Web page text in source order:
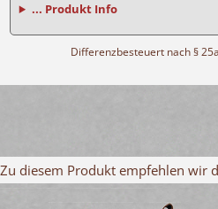
... Produkt Info
Differenzbesteuert nach §
Zu diesem Produkt empfehlen wir